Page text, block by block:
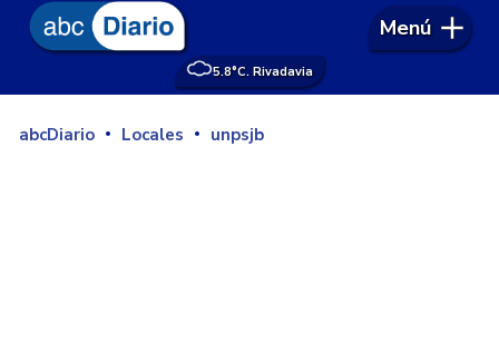
5.8°C. Rivadavia
Menú
abcDiario Locales unpsjb